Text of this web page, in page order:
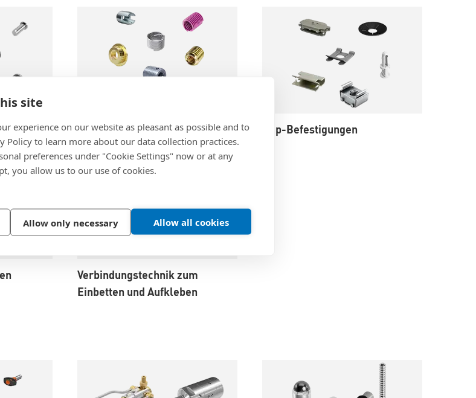
site
experience on our website as pleasant as possible and to
Policy to learn more about our data collection practices.
preferences under "Cookie Settings" now or at any
you allow us to our use of cookies.
Allow only necessary Allow all cookies
Gewindeeinsätze Clip-Befestigungen
Verbindungstechnik zum
Einbetten und Aufkleben